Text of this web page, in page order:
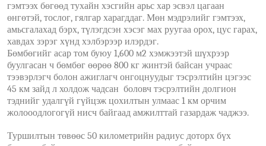
гэмтээх бөгөөд тухайн хэсгийн арьс хар эсвэл цагаан
өнгөтэй, тослог, гялгар харагддаг. Мөн мэдрэлийг гэмтээх,
амьсгалахад бэрх, түлэгдсэн хэсэг мах руугаа орох, цус гарах,
хавдах зэрэг хүнд хэлбэрээр илэрдэг.
Бөмбөгийг асар том буюу 1,600 м2 хэмжээтэй шүхрээр
буулгасан ч бөмбөг өөрөө 800 кг жинтэй байсан учраас
тээвэрлэгч болон ажиглагч онгоцнуудыг тэсрэлтийн цэгээс
45 км зайд л холдож чадсан боловч тэсрэлтийн долгион
тэднийг удалгүй гүйцэж цохилтын улмаас 1 км орчим
жолооодлогогүй нисч байгаад амжилттай газардаж чаджээ.
Туршилтын төвөөс 50 километрийн радиус доторх бүх